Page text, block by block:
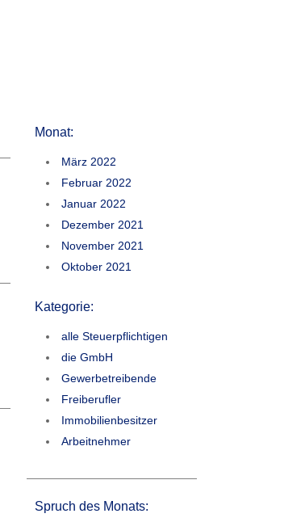
Monat:
März 2022
Februar 2022
Januar 2022
Dezember 2021
November 2021
Oktober 2021
Kategorie:
alle Steuerpflichtigen
die GmbH
Gewerbetreibende
Freiberufler
Immobilienbesitzer
Arbeitnehmer
Spruch des Monats: